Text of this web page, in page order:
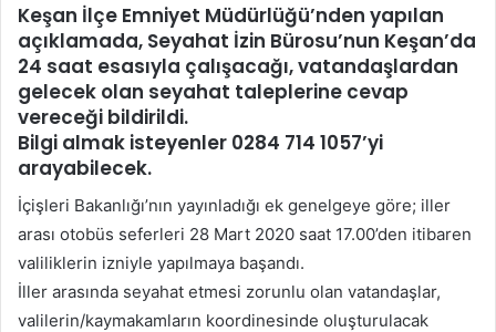
göndermek
Keşan İlçe Emniyet Müdürlüğü’nden yapılan
açıklamada, Seyahat İzin Bürosu’nun Keşan’da
24 saat esasıyla çalışacağı, vatandaşlardan
gelecek olan seyahat taleplerine cevap
vereceği bildirildi.
Bilgi almak isteyenler 0284 714 1057’yi
arayabilecek.
İçişleri Bakanlığı’nın yayınladığı ek genelgeye göre; iller
arası otobüs seferleri 28 Mart 2020 saat 17.00’den itibaren
valiliklerin izniyle yapılmaya başandı.
İller arasında seyahat etmesi zorunlu olan vatandaşlar,
valilerin/kaymakamların koordinesinde oluşturulacak